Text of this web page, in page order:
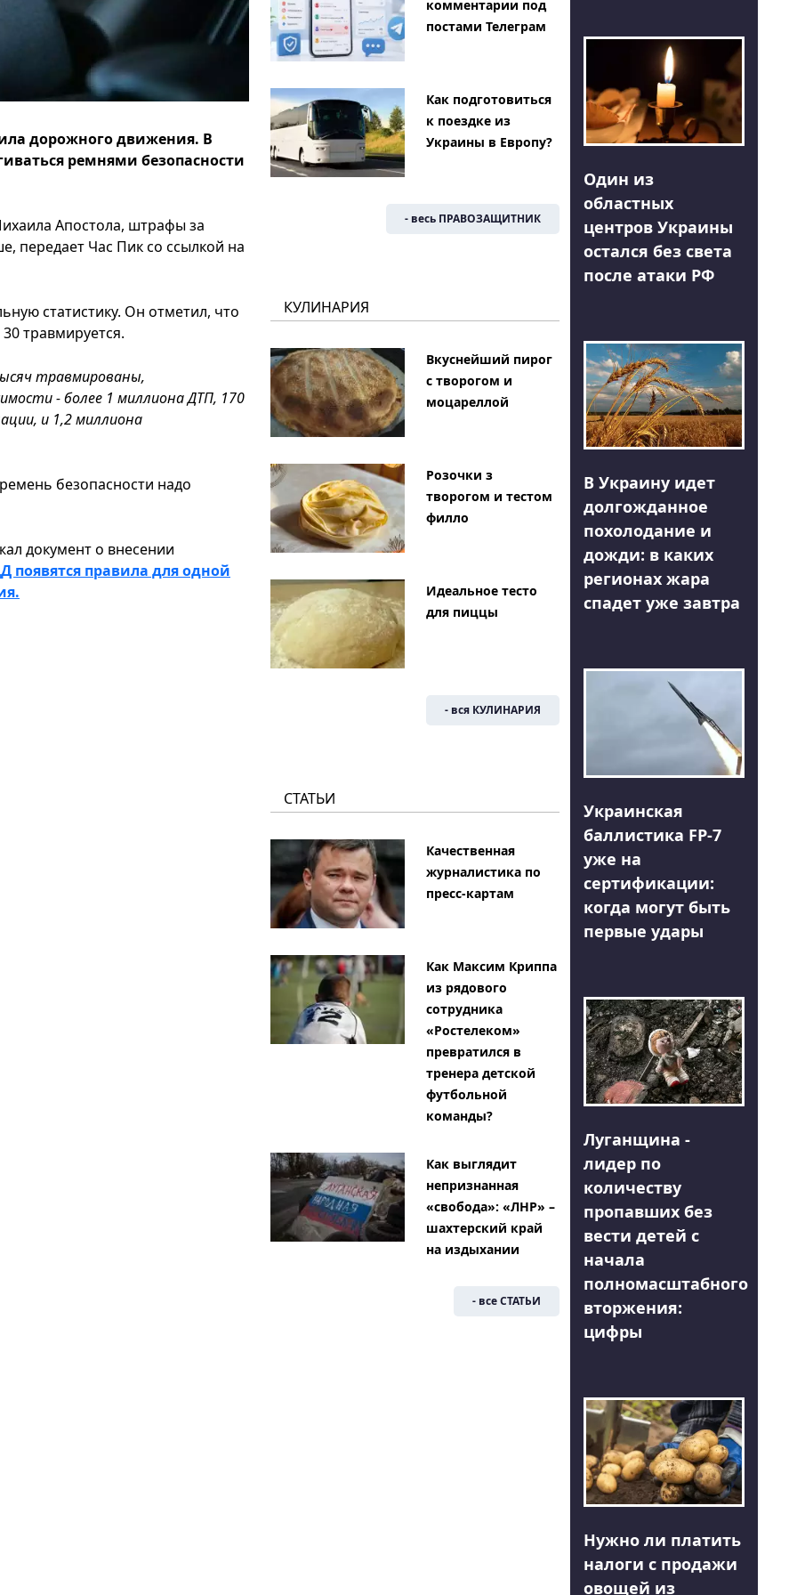
дорожного движения. В
ремнями безопасности
Апостола, штрафы за
передает Час Пик со ссылкой на
статистику. Он отметил, что
травмируется.
травмированы,
- более 1 миллиона ДТП, 170
и 1,2 миллиона
безопасности надо
документ о внесении
появятся правила для одной
комментарии под
постами Телеграм
Как подготовиться
к поездке из
Украины в Европу?
- весь ПРАВОЗАЩИТНИК
КУЛИНАРИЯ
Вкуснейший пирог
с творогом и
моцареллой
Розочки з
творогом и тестом
филло
Идеальное тесто
для пиццы
- вся КУЛИНАРИЯ
СТАТЬИ
Качественная
журналистика по
пресс-картам
Как Максим Криппа
из рядового
сотрудника
«Ростелеком»
превратился в
тренера детской
футбольной
команды?
Как выглядит
непризнанная
«свобода»: «ЛНР» –
шахтерский край
на издыхании
- все СТАТЬИ
Один из
областных
центров Украины
остался без света
после атаки РФ
В Украину идет
долгожданное
похолодание и
дожди: в каких
регионах жара
спадет уже завтра
Украинская
баллистика FP-7
уже на
сертификации:
когда могут быть
первые удары
Луганщина -
лидер по
количеству
пропавших без
вести детей с
начала
полномасштабного
вторжения:
цифры
Нужно ли платить
налоги с продажи
овощей из